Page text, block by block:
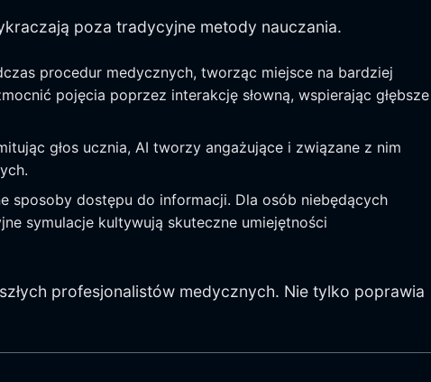
poza tradycyjne metody nauczania.
procedur medycznych, tworząc miejsce na bardziej
pojęcia poprzez interakcję słowną, wspierając głębsze
głos ucznia, AI tworzy angażujące i związane z nim
sposoby dostępu do informacji. Dla osób niebędących
symulacje kultywują skuteczne umiejętności
profesjonalistów medycznych. Nie tylko poprawia